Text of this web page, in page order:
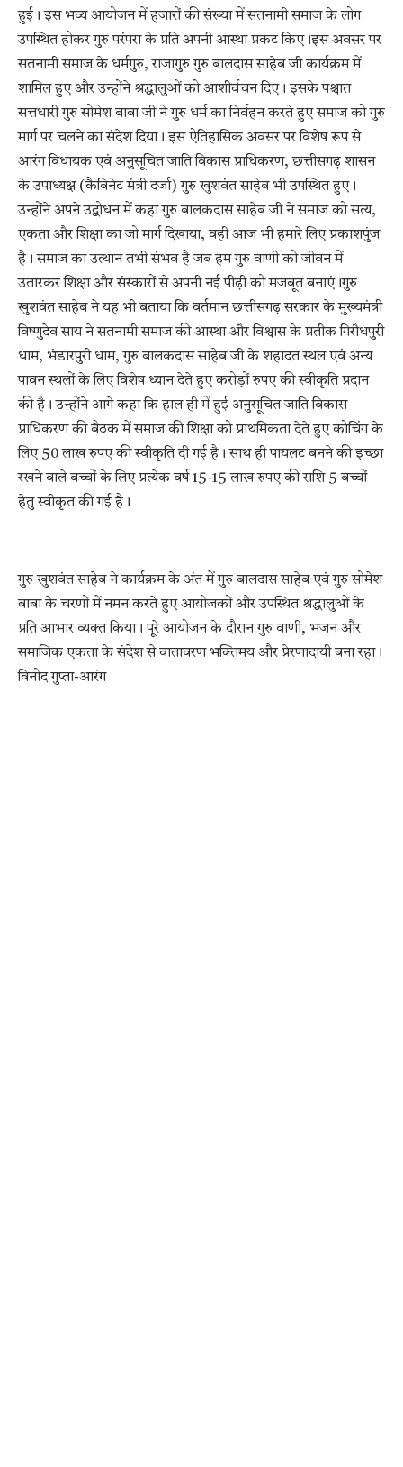
हुई। इस भव्य आयोजन में हजारों की संख्या में सतनामी समाज के लोग
उपस्थित होकर गुरु परंपरा के प्रति अपनी आस्था प्रकट किए।इस अवसर पर
सतनामी समाज के धर्मगुरु, राजागुरु गुरु बालदास साहेब जी कार्यक्रम में
शामिल हुए और उन्होंने श्रद्धालुओं को आशीर्वचन दिए। इसके पश्चात
सत्तधारी गुरु सोमेश बाबा जी ने गुरु धर्म का निर्वहन करते हुए समाज को गुरु
मार्ग पर चलने का संदेश दिया। इस ऐतिहासिक अवसर पर विशेष रूप से
आरंग विधायक एवं अनुसूचित जाति विकास प्राधिकरण, छत्तीसगढ़ शासन
के उपाध्यक्ष (कैबिनेट मंत्री दर्जा) गुरु खुशवंत साहेब भी उपस्थित हुए।
उन्होंने अपने उद्बोधन में कहा गुरु बालकदास साहेब जी ने समाज को सत्य,
एकता और शिक्षा का जो मार्ग दिखाया, वही आज भी हमारे लिए प्रकाशपुंज
है। समाज का उत्थान तभी संभव है जब हम गुरु वाणी को जीवन में
उतारकर शिक्षा और संस्कारों से अपनी नई पीढ़ी को मजबूत बनाएं।गुरु
खुशवंत साहेब ने यह भी बताया कि वर्तमान छत्तीसगढ़ सरकार के मुख्यमंत्री
विष्णुदेव साय ने सतनामी समाज की आस्था और विश्वास के प्रतीक गिरौधपुरी
धाम, भंडारपुरी धाम, गुरु बालकदास साहेब जी के शहादत स्थल एवं अन्य
पावन स्थलों के लिए विशेष ध्यान देते हुए करोड़ों रुपए की स्वीकृति प्रदान
की है। उन्होंने आगे कहा कि हाल ही में हुई अनुसूचित जाति विकास
प्राधिकरण की बैठक में समाज की शिक्षा को प्राथमिकता देते हुए कोचिंग के
लिए 50 लाख रुपए की स्वीकृति दी गई है। साथ ही पायलट बनने की इच्छा
रखने वाले बच्चों के लिए प्रत्येक वर्ष 15-15 लाख रुपए की राशि 5 बच्चों
हेतु स्वीकृत की गई है।
गुरु खुशवंत साहेब ने कार्यक्रम के अंत में गुरु बालदास साहेब एवं गुरु सोमेश
बाबा के चरणों में नमन करते हुए आयोजकों और उपस्थित श्रद्धालुओं के
प्रति आभार व्यक्त किया। पूरे आयोजन के दौरान गुरु वाणी, भजन और
समाजिक एकता के संदेश से वातावरण भक्तिमय और प्रेरणादायी बना रहा।
विनोद गुप्ता-आरंग